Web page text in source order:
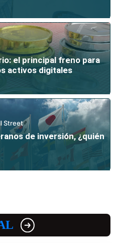
el principal freno para
activos digitales
Street
de inversión, ¿quién